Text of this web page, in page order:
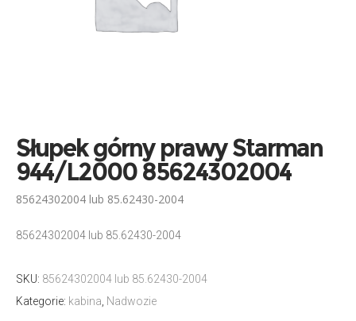
Słupek górny prawy Starman
944/L2000 85624302004
85624302004 lub 85.62430-2004
85624302004 lub 85.62430-2004
SKU: 85624302004 lub 85.62430-2004
Kategorie: kabina Nadwozie